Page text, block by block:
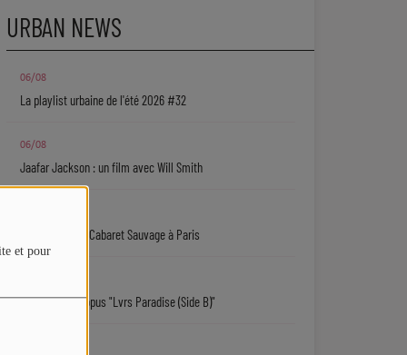
et pour
URBAN NEWS
06/08
La playlist urbaine de l'été 2026 #32
06/08
Jaafar Jackson : un film avec Will Smith
Ryan Leslie au Cabaret Sauvage à Paris
Isaiah Falls : l'opus "Lvrs Paradise (Side B)"